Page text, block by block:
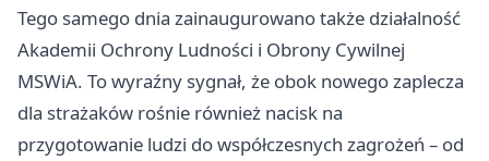
Tego samego dnia zainaugurowano także działalność
Akademii Ochrony Ludności i Obrony Cywilnej
MSWiA. To wyraźny sygnał, że obok nowego zaplecza
dla strażaków rośnie również nacisk na
przygotowanie ludzi do współczesnych zagrożeń – od